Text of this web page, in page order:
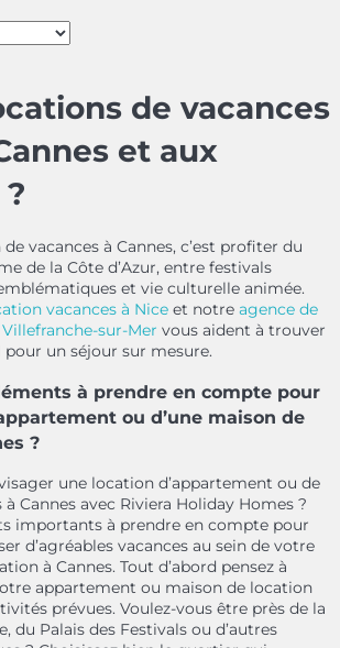
de vacances
et aux
vacances à Cannes, c’est profiter du
de la Côte d’Azur, entre festivals
et vie culturelle animée.
vacances à Nice et notre agence de
sur-Mer vous aident à trouver
pour un séjour sur mesure.
à prendre en compte pour
ou d’une maison de
?
une location d’appartement ou de
Cannes avec Riviera Holiday Homes ?
importants à prendre en compte pour
d’agréables vacances au sein de votre
à Cannes. Tout d’abord pensez à
appartement ou maison de location
prévues. Voulez-vous être près de la
du Palais des Festivals ou d’autres